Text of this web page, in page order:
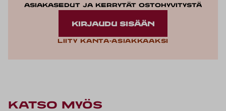
asiakasedut ja kerrytät ostohyvitystä
KIRJAUDU SISÄÄN
Liity kanta-asiakkaaksi
KATSO MYÖS